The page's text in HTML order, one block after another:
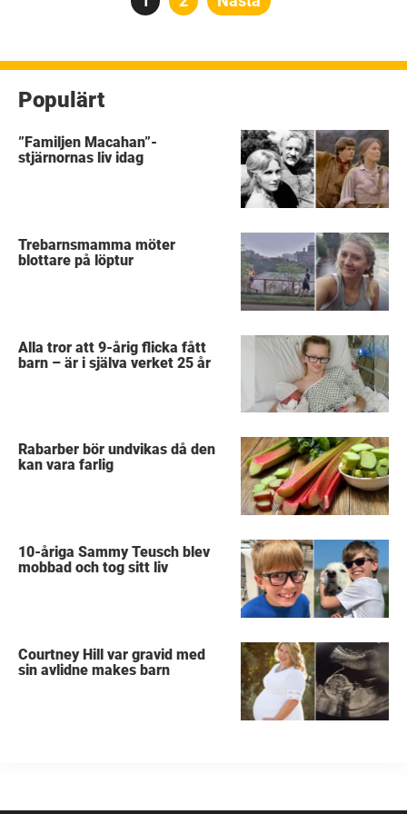
Populärt
”Familjen Macahan”-
stjärnornas liv idag
Trebarnsmamma möter
blottare på löptur
Alla tror att 9-årig flicka fått
barn – är i själva verket 25 år
Rabarber bör undvikas då den
kan vara farlig
10-åriga Sammy Teusch blev
mobbad och tog sitt liv
Courtney Hill var gravid med
sin avlidne makes barn